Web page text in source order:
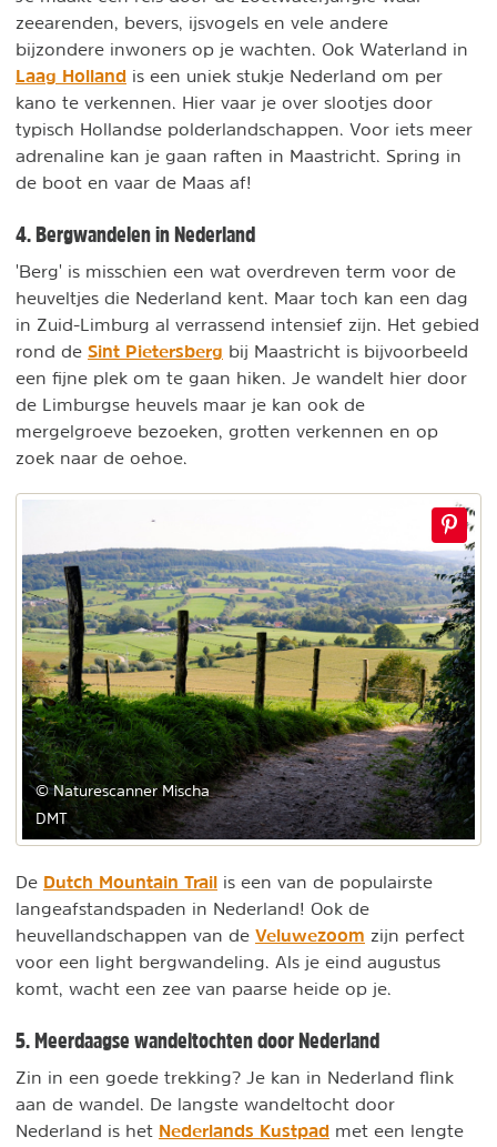
zeearenden, bevers, ijsvogels en vele andere
bijzondere inwoners op je wachten. Ook Waterland in
Laag Holland is een uniek stukje Nederland om per
kano te verkennen. Hier vaar je over slootjes door
typisch Hollandse polderlandschappen. Voor iets meer
adrenaline kan je gaan raften in Maastricht. Spring in
de boot en vaar de Maas af!
4. Bergwandelen in Nederland
'Berg' is misschien een wat overdreven term voor de
heuveltjes die Nederland kent. Maar toch kan een dag
in Zuid-Limburg al verrassend intensief zijn. Het gebied
rond de Sint Pietersberg bij Maastricht is bijvoorbeeld
een fijne plek om te gaan hiken. Je wandelt hier door
de Limburgse heuvels maar je kan ook de
mergelgroeve bezoeken, grotten verkennen en op
zoek naar de oehoe.
© Naturescanner Mischa
DMT
De Dutch Mountain Trail is een van de populairste
langeafstandspaden in Nederland! Ook de
heuvellandschappen van de Veluwezoom zijn perfect
voor een light bergwandeling. Als je eind augustus
komt, wacht een zee van paarse heide op je.
5. Meerdaagse wandeltochten door Nederland
Zin in een goede trekking? Je kan in Nederland flink
aan de wandel. De langste wandeltocht door
Nederland is het Nederlands Kustpad met een lengte